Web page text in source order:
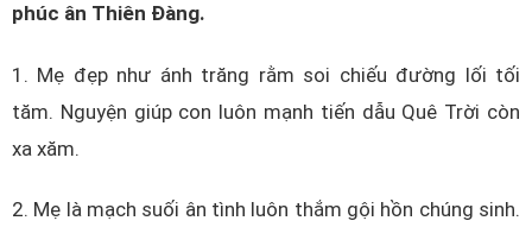
phúc ân Thiên Đàng.
1. Mẹ đẹp như ánh trăng rằm soi chiếu đường lối tối
tăm. Nguyện giúp con luôn mạnh tiến dẫu Quê Trời còn
xa xăm.
2. Mẹ là mạch suối ân tình luôn thắm gội hồn chúng sinh.